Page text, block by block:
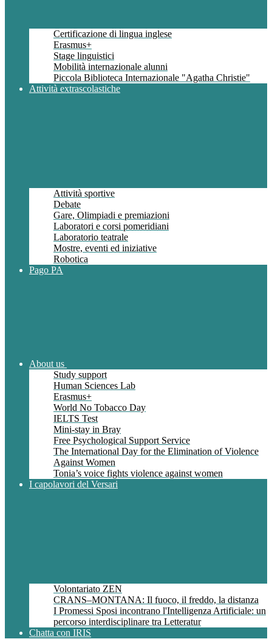
Certificazione di lingua inglese
Erasmus+
Stage linguistici
Mobilità internazionale alunni
Piccola Biblioteca Internazionale "Agatha Christie"
Attività extrascolastiche
Attività sportive
Debate
Gare, Olimpiadi e premiazioni
Laboratori e corsi pomeridiani
Laboratorio teatrale
Mostre, eventi ed iniziative
Robotica
Pago PA
About us
Study support
Human Sciences Lab
Erasmus+
World No Tobacco Day
IELTS Test
Mini-stay in Bray
Free Psychological Support Service
The International Day for the Elimination of Violence
Against Women
Tonia’s voice fights violence against women
I capolavori del Versari
Volontariato ZEN
CRANS–MONTANA: Il fuoco, il freddo, la distanza
I Promessi Sposi incontrano l'Intelligenza Artificiale: un
percorso interdisciplinare tra Letteratur
Chatta con IRIS